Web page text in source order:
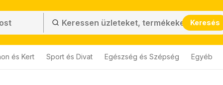
Keresés
és Kert Sport és Divat Egészség és Szépség Egyéb